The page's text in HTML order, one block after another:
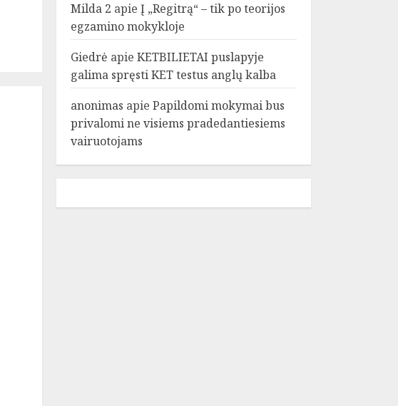
Milda 2 apieĮ „Regitrą“ – tik po teorijos
egzamino mokykloje
Giedrė apieKETBILIETAI puslapyje
galima spręsti KET testus anglų kalba
anonimas apiePapildomi mokymai bus
privalomi ne visiems pradedantiesiems
vairuotojams